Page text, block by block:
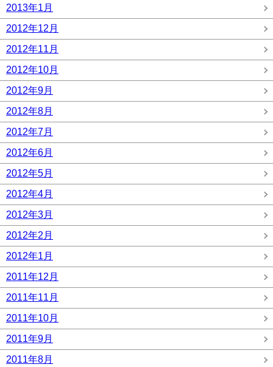
2013年1月
2012年12月
2012年11月
2012年10月
2012年9月
2012年8月
2012年7月
2012年6月
2012年5月
2012年4月
2012年3月
2012年2月
2012年1月
2011年12月
2011年11月
2011年10月
2011年9月
2011年8月